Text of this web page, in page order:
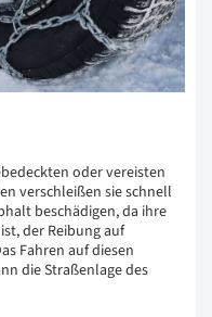
oder vereisten
verschleißen sie schnell
beschädigen, da ihre
der Reibung auf
Fahren auf diesen
die Straßenlage des